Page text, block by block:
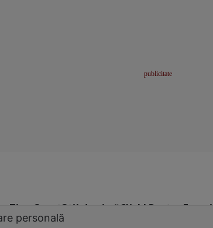
Time SportStil de viațăClick! Pentru Femei
personală